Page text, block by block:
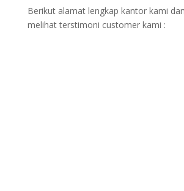
Berikut alamat lengkap kantor kami
melihat terstimoni customer kami :